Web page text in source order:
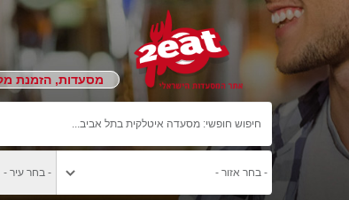
מסעדות, הזמנת